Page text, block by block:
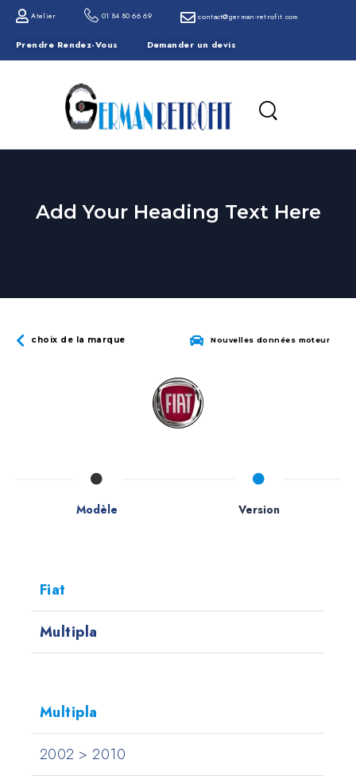
Atelier 01 84 80 66 69 contact@german-retrofit.com
Prendre Rendez-Vous Demander un devis
Add Your Heading Text Here
choix de la marque Nouvelles données moteur
Modèle Version
Fiat
Multipla
Multipla
2002 > 2010